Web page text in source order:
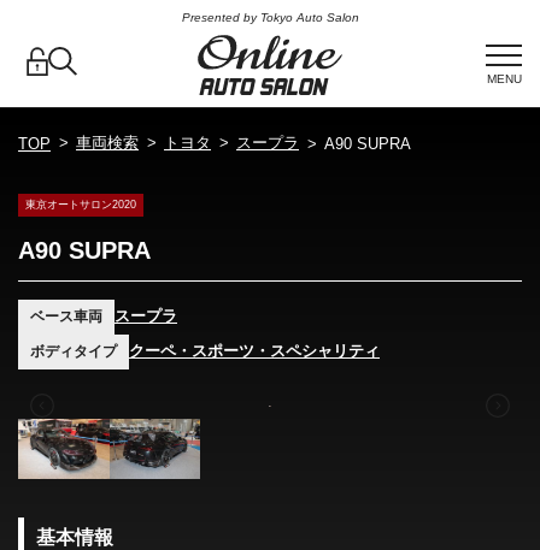
Presented by Tokyo Auto Salon
MENU
TOP 車両検索 トヨタ スープラ A90 SUPRA
東京オートサロン2020
A90 SUPRA
ベース車両 スープラ
ボディタイプ クーペ・スポーツ・スペシャリティ
基本情報